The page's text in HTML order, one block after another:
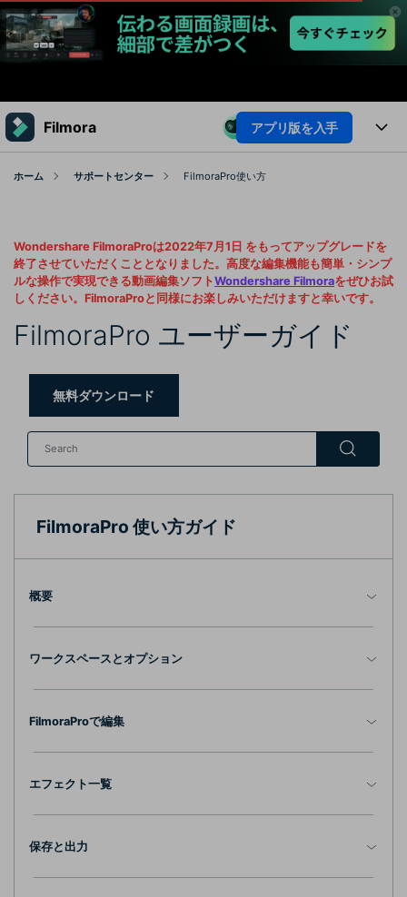
製品
ユーティリティ
法人・教育・パートナー
プラン＆価格
サポート
Filmora アプリ版を入手
製品
製品機能
AI機能
AIヒント
活用法
Filmoraのユーザー層
ビデオソリューション
動画編集関連知識
動画編集のコツ
サポート
カスタマーサポート
ブランド紹介
ホーム サポートセンター FilmoraPro使い方
Wondershare FilmoraProは2022年7月1日 をもってアップグレードを
終了させていただくこととなりました。高度な編集機能も簡単・シンプ
ルな操作で実現できる動画編集ソフトWondershare Filmoraをぜひお試
しください。FilmoraProと同様にお楽しみいただけますと幸いです。
FilmoraPro ユーザーガイド
無料ダウンロード
FilmoraPro 使い方ガイド
概要
ワークスペースとオプション
FilmoraProで編集
エフェクト一覧
保存と出力